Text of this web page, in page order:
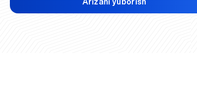
Arizani yuborish